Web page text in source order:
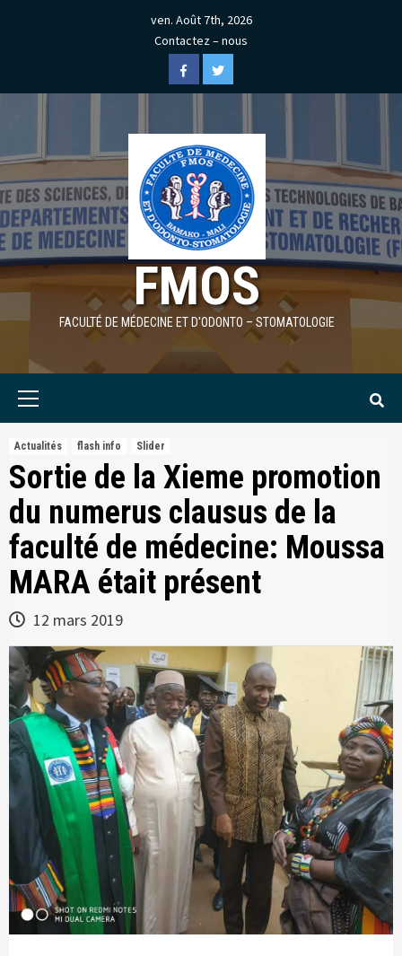
ven. Août 7th, 2026
Contactez – nous
FacebookTwitter
FMOS
FACULTÉ DE MÉDECINE ET D'ODONTO – STOMATOLOGIE
Actualités flash info Slider
Sortie de la Xieme promotion
du numerus clausus de la
faculté de médecine: Moussa
MARA était présent
12 mars 2019